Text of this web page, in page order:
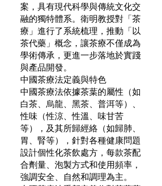
案，具有現代科學與傳統文化交
融的獨特體系。衛明教授對「茶
療」進行了系統梳理，推動「以
茶代藥」概念，讓茶療不僅成為
學術傳承，更進一步落地於實踐
與產品開發。
中國茶療法定義與特色
中國茶療法依據茶葉的屬性（如
白茶、烏龍、黑茶、普洱等）、
性味（性涼、性溫、味甘苦
等），及其所歸經絡（如歸肺、
胃、腎等），針對各種健康問題
設計個性化茶飲處方，每款茶配
合劑量、泡製方式和使用頻率，
強調安全、自然和調理為主。